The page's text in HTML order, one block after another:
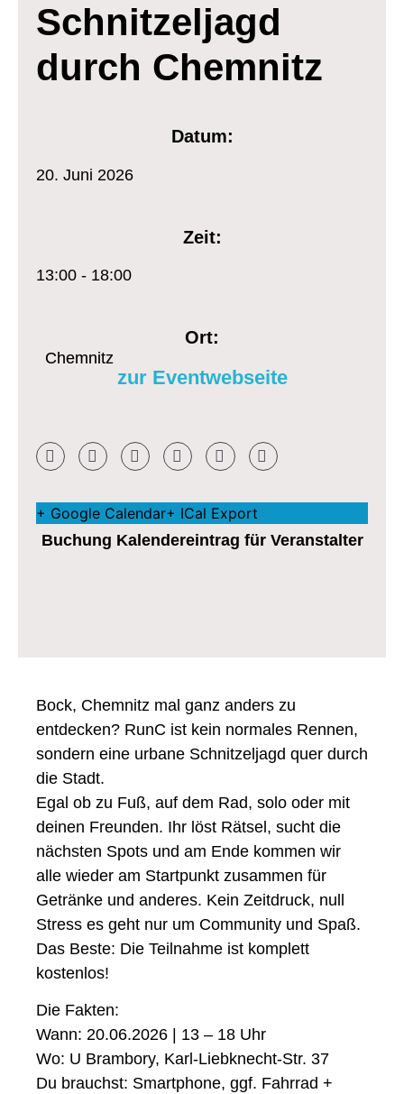
Schnitzeljagd
durch Chemnitz
Datum:
20. Juni 2026
Zeit:
13:00 - 18:00
Ort:
Chemnitz
zur Eventwebseite
+ Google Calendar+ ICal Export
Buchung Kalendereintrag für Veranstalter
Bock, Chemnitz mal ganz anders zu
entdecken? RunC ist kein normales Rennen,
sondern eine urbane Schnitzeljagd quer durch
die Stadt.
Egal ob zu Fuß, auf dem Rad, solo oder mit
deinen Freunden. Ihr löst Rätsel, sucht die
nächsten Spots und am Ende kommen wir
alle wieder am Startpunkt zusammen für
Getränke und anderes. Kein Zeitdruck, null
Stress es geht nur um Community und Spaß.
Das Beste: Die Teilnahme ist komplett
kostenlos!
Die Fakten:
Wann: 20.06.2026 | 13 – 18 Uhr
Wo: U Brambory, Karl-Liebknecht-Str. 37
Du brauchst: Smartphone, ggf. Fahrrad +